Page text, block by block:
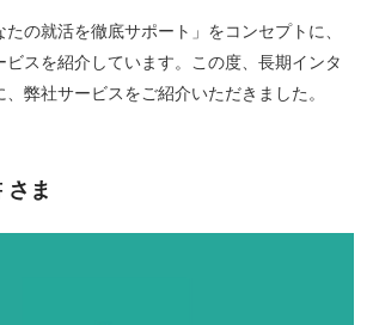
の就活を徹底サポート」をコンセプトに、
ビスを紹介しています。この度、長期インタ
弊社サービスをご紹介いただきました。
さま